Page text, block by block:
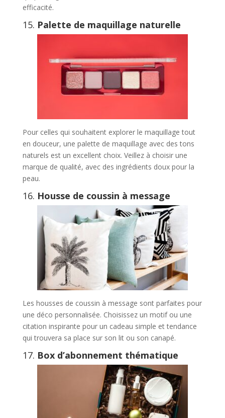
efficacité.
15. Palette de maquillage naturelle
Pour celles qui souhaitent explorer le maquillage tout
en douceur, une palette de maquillage avec des tons
naturels est un excellent choix. Veillez à choisir une
marque de qualité, avec des ingrédients doux pour la
peau.
16. Housse de coussin à message
Les housses de coussin à message sont parfaites pour
une déco personnalisée. Choisissez un motif ou une
citation inspirante pour un cadeau simple et tendance
qui trouvera sa place sur son lit ou son canapé.
17. Box d’abonnement thématique